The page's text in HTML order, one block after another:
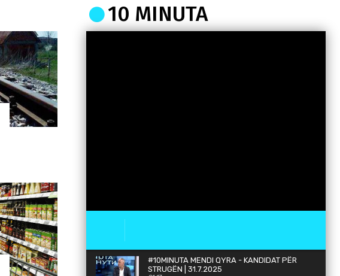
10 MINUTA
#10MINUTA MENDI QYRA - KANDIDAT PËR
STRUGËN | 31.7.2025